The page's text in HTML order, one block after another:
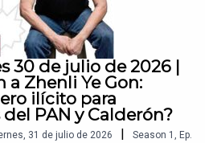
30 de julio de 2026 |
a Zhenli Ye Gon:
ilícito para
PAN y Calderón?
31 de julio de 2026 | Season 1 , Ep.